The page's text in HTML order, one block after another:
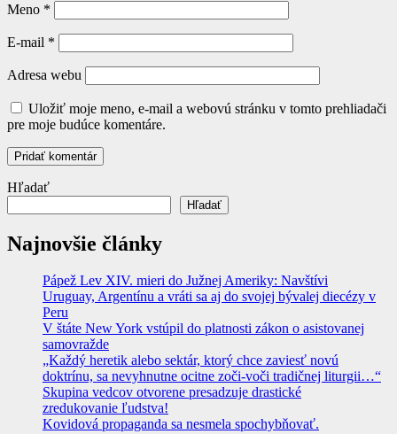
Meno *
E-mail *
Adresa webu
Uložiť moje meno, e-mail a webovú stránku v tomto prehliadači
pre moje budúce komentáre.
Hľadať
Hľadať
Najnovšie články
Pápež Lev XIV. mieri do Južnej Ameriky: Navštívi
Uruguay, Argentínu a vráti sa aj do svojej bývalej diecézy v
Peru
V štáte New York vstúpil do platnosti zákon o asistovanej
samovražde
„Každý heretik alebo sektár, ktorý chce zaviesť novú
doktrínu, sa nevyhnutne ocitne zoči-voči tradičnej liturgii…“
Skupina vedcov otvorene presadzuje drastické
zredukovanie ľudstva!
Kovidová propaganda sa nesmela spochybňovať.